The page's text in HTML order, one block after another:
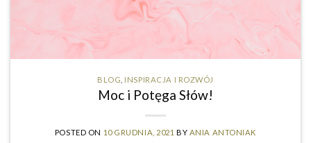
BLOG INSPIRACJA I ROZWÓJ
Moc i Potęga Słów!
POSTED ON 10 GRUDNIA, 2021 BY ANIA ANTONIAK